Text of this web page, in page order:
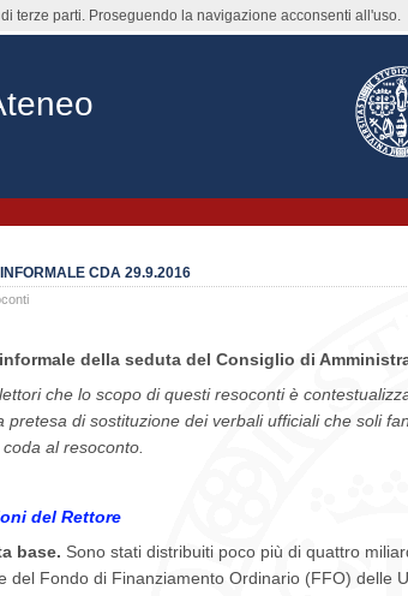
CDA 29.9.2016
della seduta del Consiglio di
che lo scopo di questi resoconti è
pretesa di sostituzione dei verbali ufficiali che soli
al resoconto.
del Rettore
base. Sono stati distribuiti poco più di quattro
del Fondo di Finanziamento Ordinario (FFO) delle
terze parti. Proseguendo la navigazione acconsenti all'uso.